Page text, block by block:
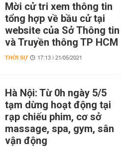
Mời cử tri xem thông tin
tổng hợp về bầu cử tại
website của Sở Thông tin
và Truyền thông TP HCM
THỜI SỰ 17:13 | 21/05/2021
Hà Nội: Từ 0h ngày 5/5
tạm dừng hoạt động tại
rạp chiếu phim, cơ sở
massage, spa, gym, sân
vận động